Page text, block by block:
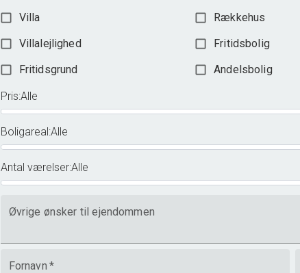
Villa Rækkehus
Villalejlighed
Fritidsbolig
Fritidsgrund
Andelsbolig
Pris:Alle
Boligareal:Alle
Antal værelser:Alle
Øvrige ønsker til ejendommen
Fornavn *